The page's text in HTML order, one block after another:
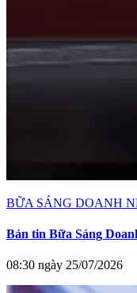
BỮA SÁNG DOANH
Bản tin Bữa Sáng
08:30 ngày 25/07/2026